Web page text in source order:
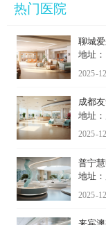
热门医院
聊城
地址
2025-
成都
地址
2025-
普宁
地址
2025-